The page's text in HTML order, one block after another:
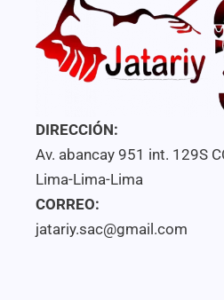
DIRECCIÓN:
Av. abancay 951 int. 129S
Lima-Lima-Lima
CORREO:
jatariy.sac@gmail.com